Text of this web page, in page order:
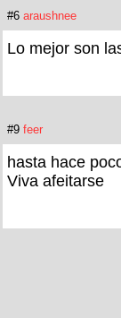
#6 araushnee
Lo mejor son
#9 feer
hasta hace
Viva afeitarse